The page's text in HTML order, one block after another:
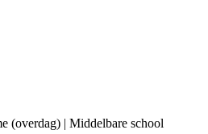
(overdag) | Middelbare school